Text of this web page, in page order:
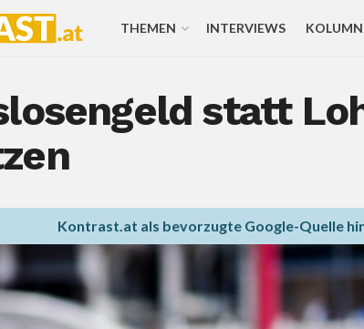
THEMEN INTERVIEWS
statt
Kontrast.at als bevorzugte Google-Quelle